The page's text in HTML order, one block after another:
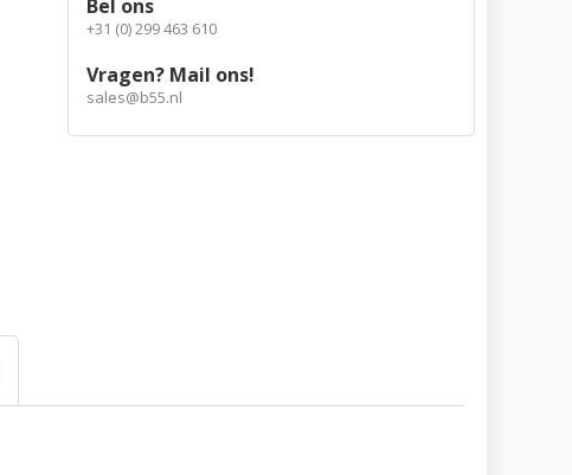
Bel ons
+31 (0) 299 463 610
Vragen? Mail ons!
sales@b55.nl